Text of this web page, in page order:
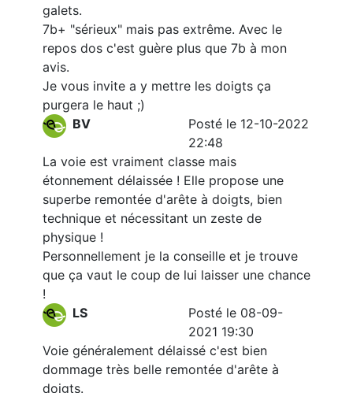
galets.
7b+ "sérieux" mais pas extrême. Avec le
repos dos c'est guère plus que 7b à mon
avis.
Je vous invite a y mettre les doigts ça
purgera le haut ;)
BV
Posté le 12-10-2022
22:48
La voie est vraiment classe mais
étonnement délaissée ! Elle propose une
superbe remontée d'arête à doigts, bien
technique et nécessitant un zeste de
physique !
Personnellement je la conseille et je trouve
que ça vaut le coup de lui laisser une chance
!
LS
Posté le 08-09-
2021 19:30
Voie généralement délaissé c'est bien
dommage très belle remontée d'arête à
doigts.